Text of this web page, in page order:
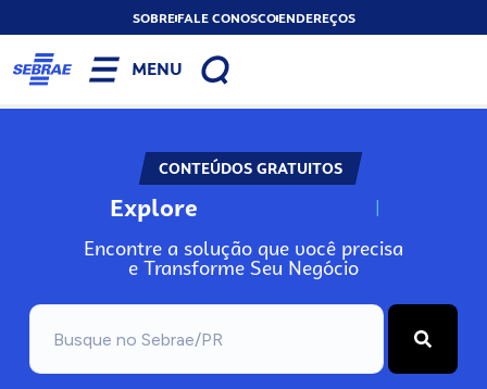
SOBREFALE CONOSCOENDEREÇOS
MENU
CONTEÚDOS GRATUITOS
Explore N
Encontre a solução que você precisa
e Transforme Seu Negócio